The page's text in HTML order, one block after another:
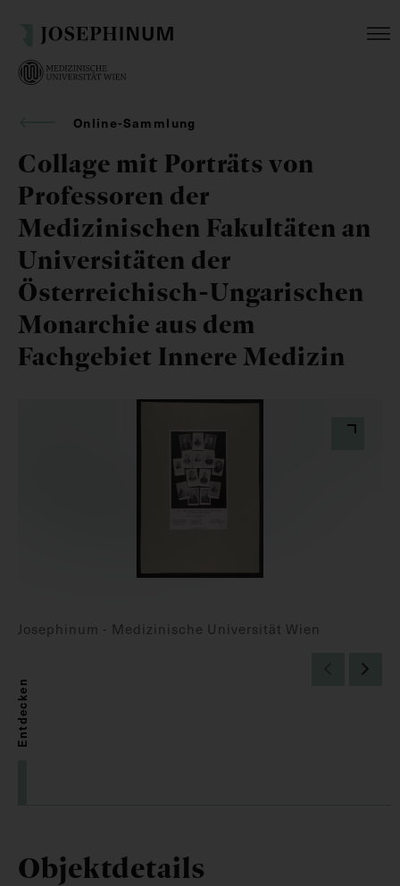
Online-Sammlung
Collage mit Porträts von
Professoren der
Medizinischen Fakultäten an
Universitäten der
Österreichisch-Ungarischen
Monarchie aus dem
Fachgebiet Innere Medizin
Josephinum - Medizinische Universität Wien
Entdecken
Objektdetails